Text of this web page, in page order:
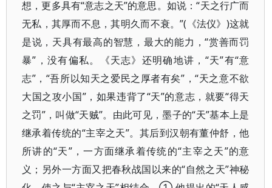
想，更多具有“意志之天”的意思。如说：“天之行广而
无私，其厚而不息，其明久而不衰。”(《法仪》)这就
是说，天具有最高的智慧，最大的能力，“赏善而罚
暴”，没有偏私。《天志》还明确地讲，“天”有“意
志”，“吾所以知天之爱民之厚者有矣”，“天之意不欲
大国之攻小国”，如果违背了“天”的意志，就要“得天
之罚”，叫做“天贼”。由此可见，墨子的“天”基本上是
继承着传统的“主宰之天”。其后到汉朝有董仲舒，他
所讲的“天”，一方面继承着传统的“主宰之天”的意
义；另外一方面又把春秋战国以来的“自然之天”神秘